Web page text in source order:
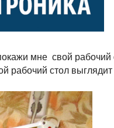
мне свой рабочий
рабочий стол выглядит